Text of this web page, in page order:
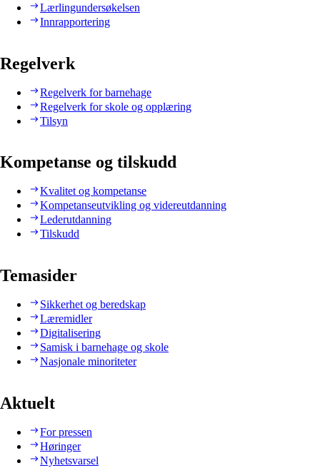
Lærlingundersøkelsen
Innrapportering
Regelverk
Regelverk for barnehage
Regelverk for skole og opplæring
Tilsyn
Kompetanse og tilskudd
Kvalitet og kompetanse
Kompetanseutvikling og videreutdanning
Lederutdanning
Tilskudd
Temasider
Sikkerhet og beredskap
Læremidler
Digitalisering
Samisk i barnehage og skole
Nasjonale minoriteter
Aktuelt
For pressen
Høringer
Nyhetsvarsel